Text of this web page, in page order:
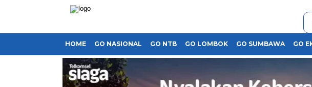
HOME GO NASIONAL GO NTB GO LOMBOK GO SUMBAWA GO